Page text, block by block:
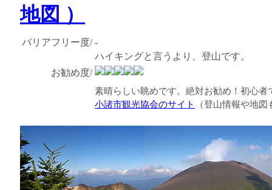
地図 ）
バリアフリー度/ -
ハイキングと言うより、登山です。
お勧め度/
素晴らしい眺めです。絶対お勧め！初心者
小諸市観光協会のサイト
（登山情報や地